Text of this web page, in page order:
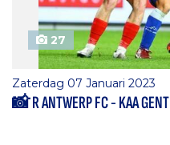
27
Zaterdag 07 Januari 2023
📸 R ANTWERP FC - KAA GENT